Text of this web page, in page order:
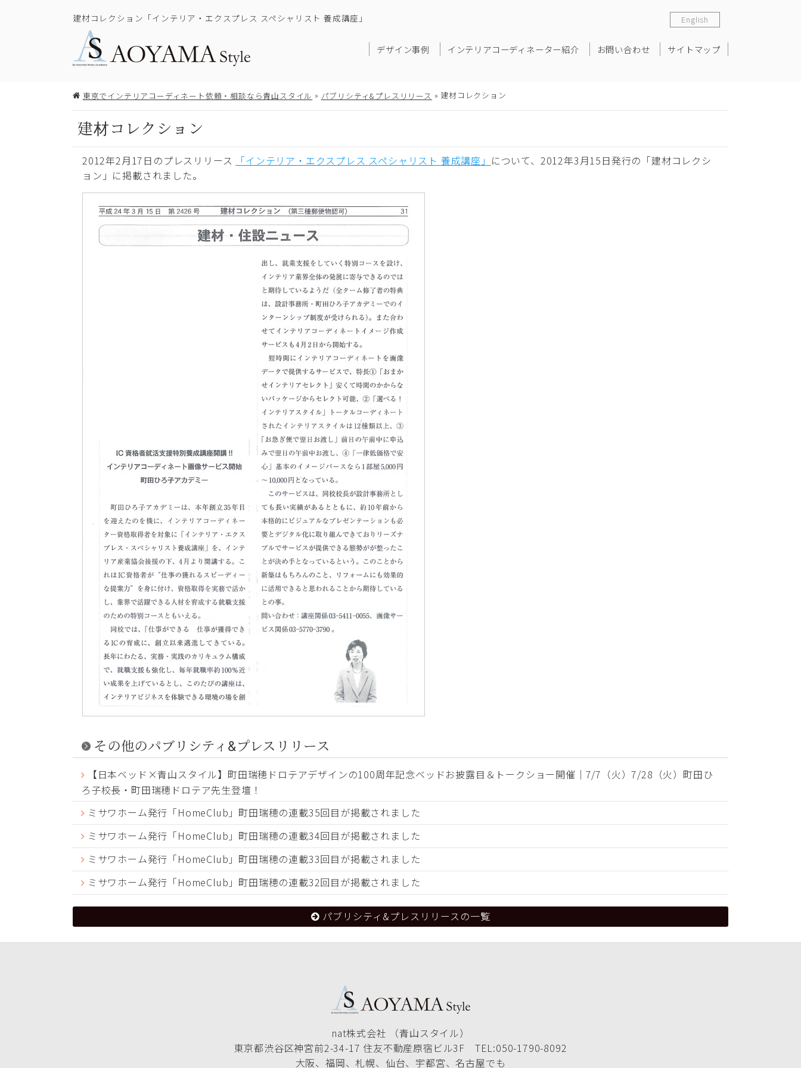
建材コレクション「インテリア・エクスプレス スペシャリスト 養成講座」
デザイン事例 インテリアコーディネーター紹介 お問い合わせ サイトマップ
English
東京でインテリアコーディネート依頼・相談なら青山スタイル » パブリシティ&プレスリリース » 建材コレクション
建材コレクション
2012年2月17日のプレスリリース 「インテリア・エクスプレス スペシャリスト 養成講座」 について、2012年3月15日発行の「建材コレクシ
ョン」に掲載されました。
その他のパブリシティ&プレスリリース
【日本ベッド×青山スタイル】町田瑞穂ドロテアデザインの100周年記念ベッドお披露目＆トークショー開催｜7/7（火）7/28（火）町田ひ
ろ子校長・町田瑞穂ドロテア先生登壇！
ミサワホーム発行「HomeClub」町田瑞穂の連載35回目が掲載されました
ミサワホーム発行「HomeClub」町田瑞穂の連載34回目が掲載されました
ミサワホーム発行「HomeClub」町田瑞穂の連載33回目が掲載されました
ミサワホーム発行「HomeClub」町田瑞穂の連載32回目が掲載されました
パブリシティ&プレスリリースの一覧
nat株式会社 （青山スタイル）
東京都渋谷区神宮前2-34-17 住友不動産原宿ビル3F TEL:050-1790-8092
大阪、福岡、札幌、仙台、宇都宮、名古屋でも